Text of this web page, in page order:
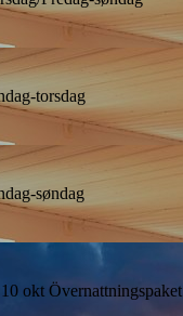
torsdag
søndag
okt Övernattningspaket